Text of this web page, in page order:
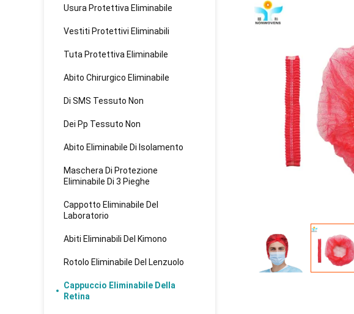
Usura Protettiva Eliminabile
Vestiti Protettivi Eliminabili
Tuta Protettiva Eliminabile
Abito Chirurgico Eliminabile
Di SMS Tessuto Non
Dei Pp Tessuto Non
Abito Eliminabile Di Isolamento
Maschera Di Protezione
Eliminabile Di 3 Pieghe
Cappotto Eliminabile Del
Laboratorio
Abiti Eliminabili Del Kimono
Rotolo Eliminabile Del Lenzuolo
Cappuccio Eliminabile Della
Retina